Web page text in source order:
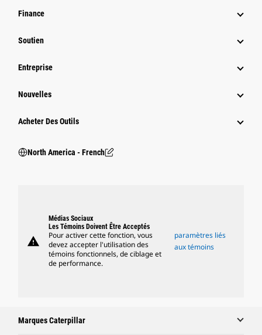
Finance
Soutien
Entreprise
Nouvelles
Acheter Des Outils
North America - French
warning
Médias Sociaux
Les Témoins Doivent Être Acceptés
Pour activer cette fonction, vous
devez accepter l'utilisation des
témoins fonctionnels, de ciblage et
de performance.
paramètres liés
aux témoins
Marques Caterpillar